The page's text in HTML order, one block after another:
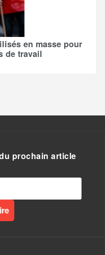
en masse pour
de travail
prochain article